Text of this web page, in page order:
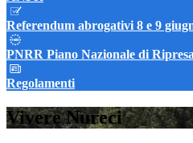
Referendum abrogativi 8 e 9
PNRR Piano Nazionale di
Regolamenti
Vivere Nureci